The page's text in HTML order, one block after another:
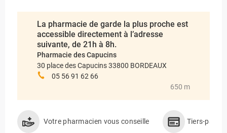
La pharmacie de garde la plus proche est
accessible directement à l’adresse
suivante, de 21h à 8h.
Pharmacie des Capucins
30 place des Capucins 33800 BORDEAUX
05 56 91 62 66
650 m
Votre pharmacien vous conseille Tiers-